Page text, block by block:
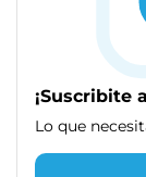
¡Suscribite
Lo que